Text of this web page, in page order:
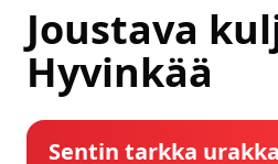
Joustava
Hyvinkää
Sentin tarkka